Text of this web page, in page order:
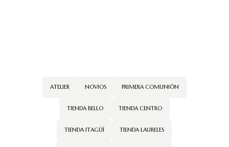
ATELIER NOVIOS PRIMERA COMUNIÓN
TIENDA BELLO TIENDA CENTRO
TIENDA ITAGÜÍ TIENDA LAURELES